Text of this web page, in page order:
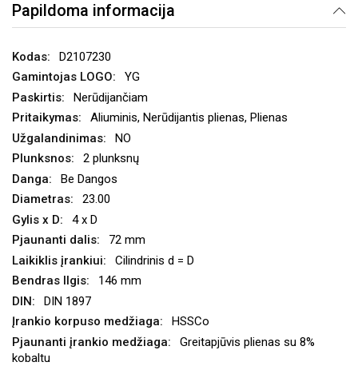
Papildoma informacija
D2107230
YG
Nerūdijančiam
Aliuminis, Nerūdijantis plienas, Plienas
NO
2 plunksnų
Be Dangos
23.00
4 x D
72 mm
Cilindrinis d = D
146 mm
DIN 1897
HSSCo
Greitapjūvis plienas su 8%
kobaltu